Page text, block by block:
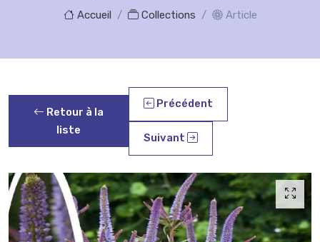
Accueil Collections Article
Retour à la
liste
Précédent
Suivant